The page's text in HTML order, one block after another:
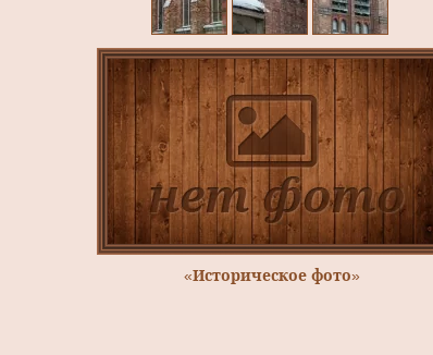
«Историческое фото»